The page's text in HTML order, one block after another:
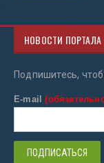
НОВОСТИ ПОРТАЛА
Подпишитесь,
E-mail